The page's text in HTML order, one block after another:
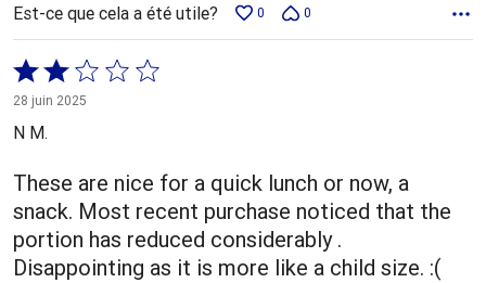
Est-ce que cela a été utile? 0 0
Coté
2 sur
5
28 juin 2025
N M.
These are nice for a quick lunch or now, a
snack. Most recent purchase noticed that the
portion has reduced considerably .
Disappointing as it is more like a child size. :(